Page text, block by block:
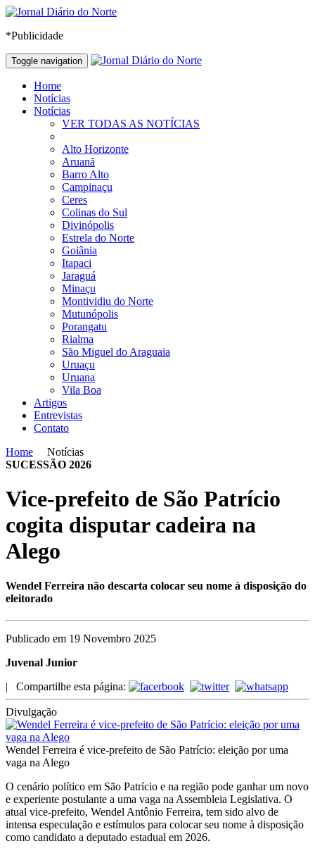
*Publicidade
Toggle navigation
Home
Notícias
Notícias
VER TODAS AS NOTÍCIAS
Alto Horizonte
Aruanã
Barro Alto
Campinaçu
Ceres
Colinas do Sul
Divinópolis
Estrela do Norte
Goiânia
Itapaci
Jaraguá
Minaçu
Montividiu do Norte
Mutunópolis
Porangatu
Rialma
São Miguel do Araguaia
Uruaçu
Uruana
Vila Boa
Artigos
Entrevistas
Contato
Home
Notícias
SUCESSÃO 2026
Vice-prefeito de São Patrício
cogita disputar cadeira na
Alego
Wendel Ferreira não descarta colocar seu nome à disposição do
eleitorado
Publicado em 19 Novembro 2025
Juvenal Junior
| Compartilhe esta página:
Divulgação
Wendel Ferreira é vice-prefeito de São Patrício: eleição por uma
vaga na Alego
O cenário político em São Patrício e na região pode ganhar um novo
e experiente postulante a uma vaga na Assembleia Legislativa. O
atual vice-prefeito, Wendel Antônio Ferreira, tem sido alvo de
intensa especulação e estímulos para colocar seu nome à disposição
como candidato a deputado estadual em 2026.